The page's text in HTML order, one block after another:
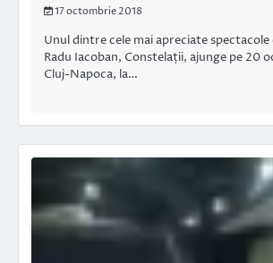
17 octombrie 2018
Unul dintre cele mai apreciate
Radu Iacoban, Constelații, ajunge pe 20
Cluj-Napoca, la…